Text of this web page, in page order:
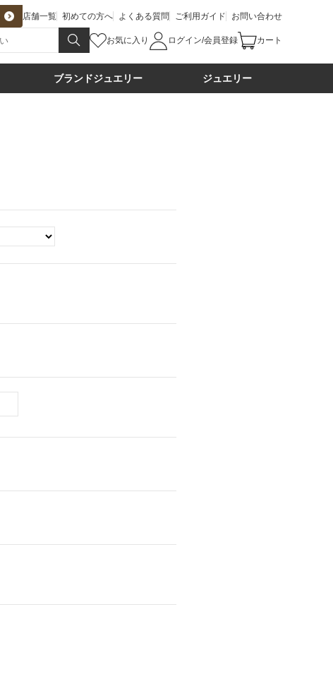
店舗一覧 初めての方へ よくある質問 ご利用ガイド お問い合わせ
お気に入り ログイン/会員登録 カート
ブランドジュエリー ジュエリー